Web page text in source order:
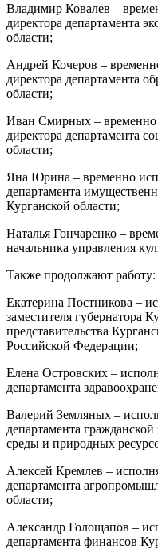
Владимир Ковалев –
директора департамента
области;
Андрей Кочеров –
директора департамента
области;
Иван Смирных –
директора департамента
области;
Яна Юрина – временно
департамента
Курганской области;
Наталья Гончаренко –
начальника управления
Также продолжают работу:
Екатерина Постникова –
заместителя губернатора
представительства
Российской Федерации;
Елена Островских –
департамента
Валерий Земляных –
департамента
среды и природных
Алексей Кремлев –
департамента
области;
Александр Голощапов –
департамента финансов